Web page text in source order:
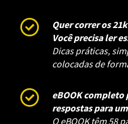
Quer correr os
Você precisa ler
Dicas práticas,
colocadas de
eBOOK completo
respostas para
O eBOOK têm 58